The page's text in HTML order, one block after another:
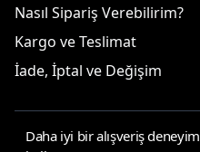
Nasıl Sipariş Verebilirim?
Kargo ve Teslimat
İade, İptal ve Değişim
Daha iyi bir alışveriş